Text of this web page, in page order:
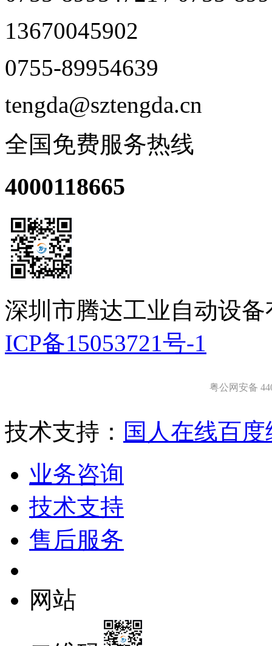
13670045902
0755-89954639
tengda@sztengda.cn
全国免费服务热线
4000118665
深圳市腾达工业自动设
ICP备15053721号-1
粤公网安备
技术支持： 国人在线百度
业务咨询
技术支持
售后服务
网站